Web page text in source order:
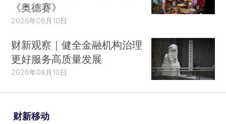
《奥德赛》
2026年08月10日
财新观察｜健全金融机构治理
更好服务高质量发展
2026年08月10日
财新移动